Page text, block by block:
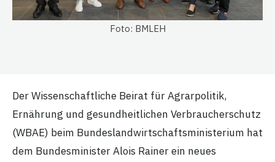
Foto: BMLEH
Der Wissenschaftliche Beirat für Agrarpolitik,
Ernährung und gesundheitlichen Verbraucherschutz
(WBAE) beim Bundeslandwirtschaftsministerium hat
dem Bundesminister Alois Rainer ein neues